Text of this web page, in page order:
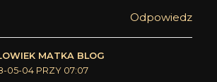
Odpowiedz
MATKA BLOG
05-04 PRZY 07:07